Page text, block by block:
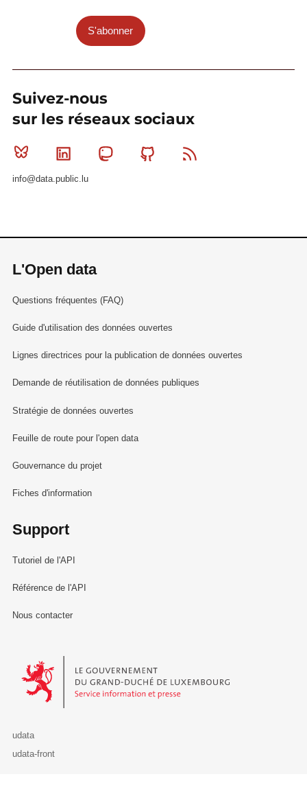
S'abonner
Suivez-nous
sur les réseaux sociaux
Bluesky Linkedin MastodonGithub
info@data.public.lu
L'Open data
Questions fréquentes (FAQ)
Guide d'utilisation des données ouvertes
Lignes directrices pour la publication de données ouvertes
Demande de réutilisation de données publiques
Stratégie de données ouvertes
Feuille de route pour l'open data
Gouvernance du projet
Fiches d'information
Support
Tutoriel de l'API
Référence de l'API
Nous contacter
Le Gouvernement du Grand-Duché de Luxembourg - Service
udata
udata-front